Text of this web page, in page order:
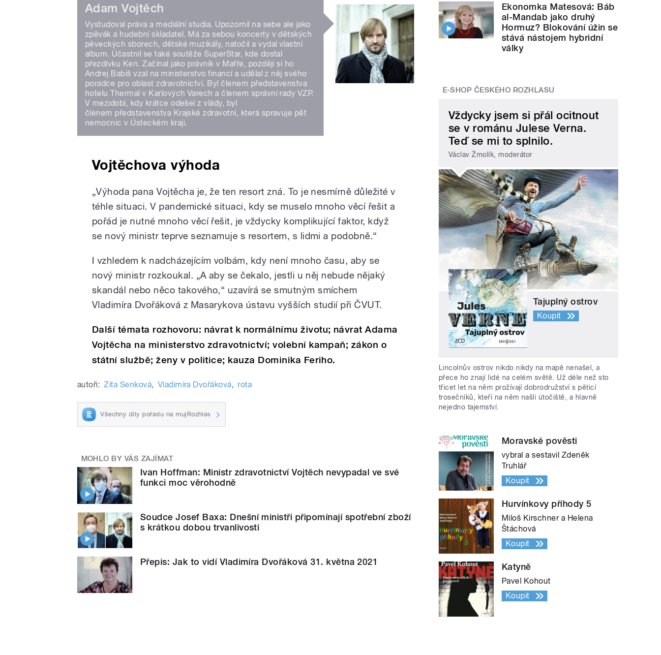
Adam Vojtěch
Vystudoval práva a mediální studia. Upozornil na sebe ale jako
zpěvák a hudební skladatel. Má za sebou koncerty v dětských
pěveckých sborech, dětské muzikály, natočil a vydal vlastní
album. Účastnil se také soutěže SuperStar, kde dostal
přezdívku Ken. Začínal jako právník v Mafře, později si ho
Andrej Babiš vzal na ministerstvo financí a udělal z něj svého
poradce pro oblast zdravotnictví. Byl členem představenstva
hotelu Thermal v Karlových Varech a členem správní rady VZP.
V mezidobí, kdy krátce odešel z vlády, byl
členem představenstva Krajské zdravotní, která spravuje pět
nemocnic v Ústeckém kraji.
Vojtěchova výhoda
„Výhoda pana Vojtěcha je, že ten resort zná. To je nesmírně důležité v
téhle situaci. V pandemické situaci, kdy se muselo mnoho věcí řešit a
pořád je nutné mnoho věcí řešit, je vždycky komplikující faktor, když
se nový ministr teprve seznamuje s resortem, s lidmi a podobně.“
I vzhledem k nadcházejícím volbám, kdy není mnoho času, aby se
nový ministr rozkoukal. „A aby se čekalo, jestli u něj nebude nějaký
skandál nebo něco takového,“ uzavírá se smutným smíchem
Vladimíra Dvořáková z Masarykova ústavu vyšších studií při ČVUT.
Další témata rozhovoru: návrat k normálnímu životu; návrat Adama
Vojtěcha na ministerstvo zdravotnictví; volební kampaň; zákon o
státní službě; ženy v politice; kauza Dominika Feriho.
autoři: Zita Senková, Vladimíra Dvořáková, rota
Všechny díly pořadu na mujRozhlas
MOHLO BY VÁS ZAJÍMAT
Ivan Hoffman: Ministr zdravotnictví Vojtěch nevypadal ve své
funkci moc věrohodně
Soudce Josef Baxa: Dnešní ministři připomínají spotřební zboží
s krátkou dobou trvanlivosti
Přepis: Jak to vidí Vladimíra Dvořáková 31. května 2021
Ekonomka Matesová: Báb
al-Mandab jako druhý
Hormuz? Blokování úžin se
stává nástojem hybridní
války
E-SHOP ČESKÉHO ROZHLASU
Vždycky jsem si přál ocitnout
se v románu Julese Verna.
Teď se mi to splnilo.
Václav Žmolík, moderátor
Tajuplný ostrov
Koupit
Lincolnův ostrov nikdo nikdy na mapě nenašel, a
přece ho znají lidé na celém světě. Už déle než sto
třicet let na něm prožívají dobrodružství s pěticí
trosečníků, kteří na něm našli útočiště, a hlavně
nejedno tajemství.
Moravské pověsti
vybral a sestavil Zdeněk
Truhlář
Koupit
Hurvínkovy příhody 5
Miloš Kirschner a Helena
Štáchová
Koupit
Katyně
Pavel Kohout
Koupit